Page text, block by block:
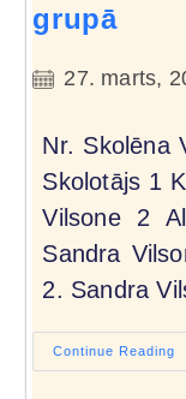
grupā
27. marts,
Nr. Skolēna
Skolotājs 1
Vilsone 2
Sandra
2. Sandra
Continue Reading